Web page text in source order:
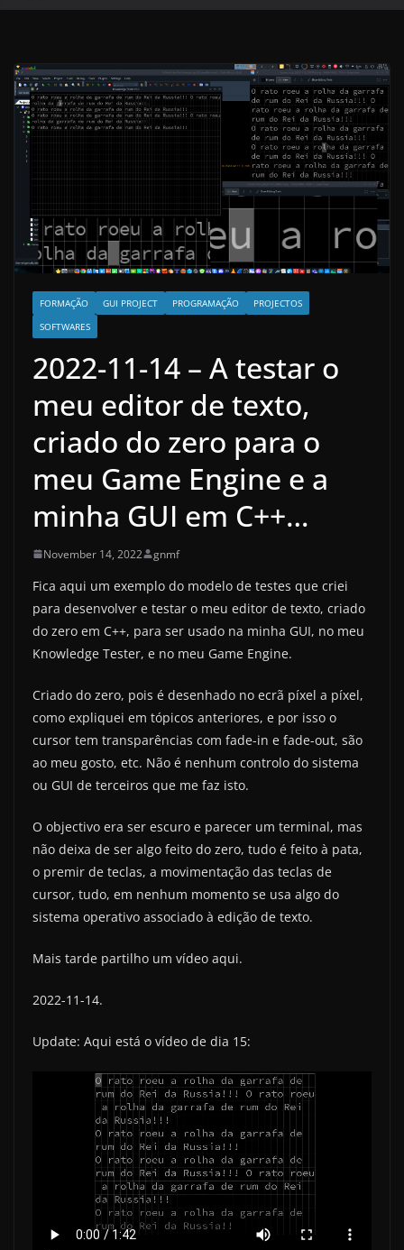
FORMAÇÃO GUI PROJECT PROGRAMAÇÃO
PROJECTOS
SOFTWARES
2022-11-14 – A testar o
meu editor de texto,
criado do zero para o
meu Game Engine e a
minha GUI em C++…
November 14, 2022 gnmf
Fica aqui um exemplo do modelo de testes que criei
para desenvolver e testar o meu editor de texto, criado
do zero em C++, para ser usado na minha GUI, no meu
Knowledge Tester, e no meu Game Engine.
Criado do zero, pois é desenhado no ecrã píxel a píxel,
como expliquei em tópicos anteriores, e por isso o
cursor tem transparências com fade-in e fade-out, são
ao meu gosto, etc. Não é nenhum controlo do sistema
ou GUI de terceiros que me faz isto.
O objectivo era ser escuro e parecer um terminal, mas
não deixa de ser algo feito do zero, tudo é feito à pata,
o premir de teclas, a movimentação das teclas de
cursor, tudo, em nenhum momento se usa algo do
sistema operativo associado à edição de texto.
Mais tarde partilho um vídeo aqui.
2022-11-14.
Update: Aqui está o vídeo de dia 15: